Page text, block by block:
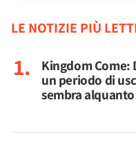
LE NOTIZIE PIÙ
Kingdom Come:
un periodo di
sembra